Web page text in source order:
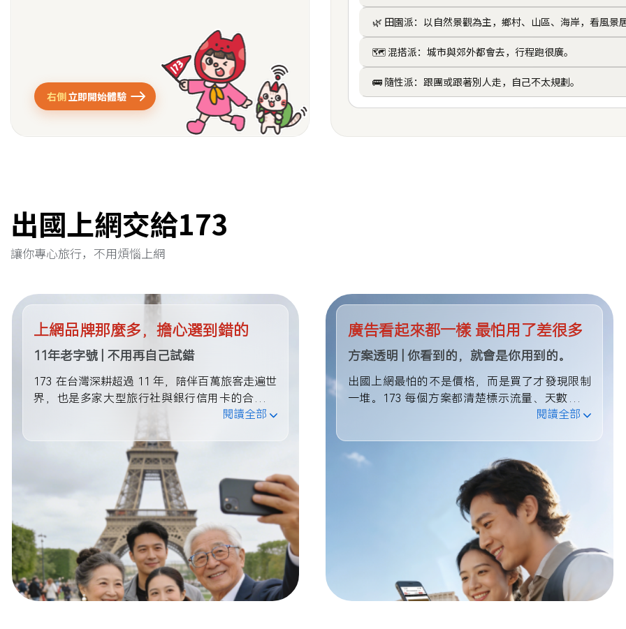
立即開始體驗
🌿 田園派：以自然景觀為主，鄉村、山區、海岸，看風景
🗺️ 混搭派：城市與郊外都會去，行程跑很廣。
🚌 隨性派：跟團或跟著別人走，自己不太規劃。
出國上網交給173
讓你專心旅行，不用煩惱上網
上網品牌那麼多，擔心選到錯的
11年老字號 | 不用再自己試錯
173 在台灣深耕超過 11 年，陪伴百萬旅客走遍世
界，也是多家大型旅行社與銀行信用卡的合作品
牌。這些不只是數字，而是一次次穩定連線的累
積。每一次出國，把網路交給 173，讓你開啟旅
閱讀全部
廣告看起來都一樣 最怕用了差很多
方案透明 | 你看到的，就會是你用到的。
出國上網最怕的不是價格，而是買了才發現限制
一堆。173 每個方案都清楚標示流量、天數與使
用條件，不用猜、不用研究，從一開始就選對。
閱讀全部